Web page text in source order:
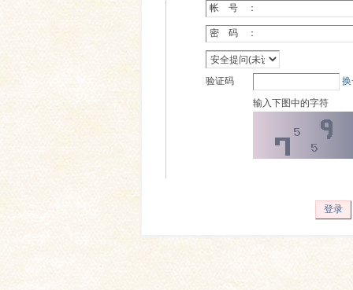
帐 号 ：
密 码 ：
验证码
输入下图中的字符
登录